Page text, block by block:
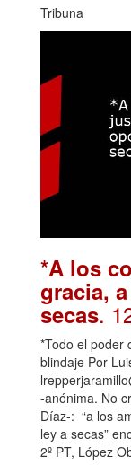
Tribuna
*A los
gracia,
secas.
*Todo el poder
blindaje Por
-anónima. No
Díaz-: “a los
ley a secas”
2º PT, López